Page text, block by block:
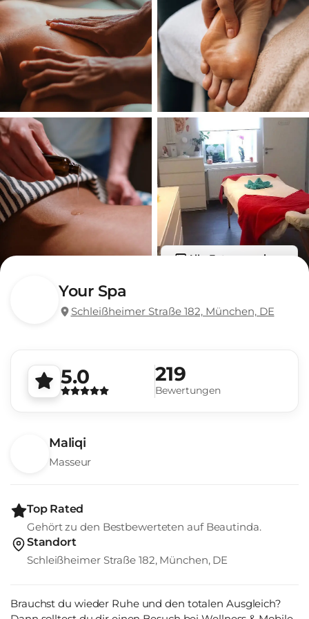
Alle Fotos anzeigen
Your Spa
Schleißheimer Straße 182, München, DE
5.0 219
Bewertungen
Maliqi
Masseur
Top Rated
Gehört zu den Bestbewerteten auf Beautinda.
Standort
Schleißheimer Straße 182, München, DE
Brauchst du wieder Ruhe und den totalen Ausgleich?